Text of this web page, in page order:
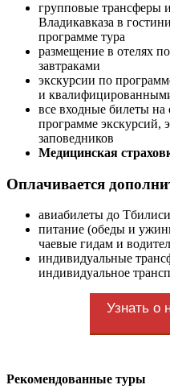
групповые трансферы
Владикавказа в
программе тура
размещение в отелях
завтраками
экскурсии по
и
все входные билеты
программе экскурсий,
заповедников
Медицинская
Оплачивается
авиабилеты до
питание (обеды и
чаевые гидам и
индивидуальные
индивидуальное
Узнать о
Рекомендованные туры